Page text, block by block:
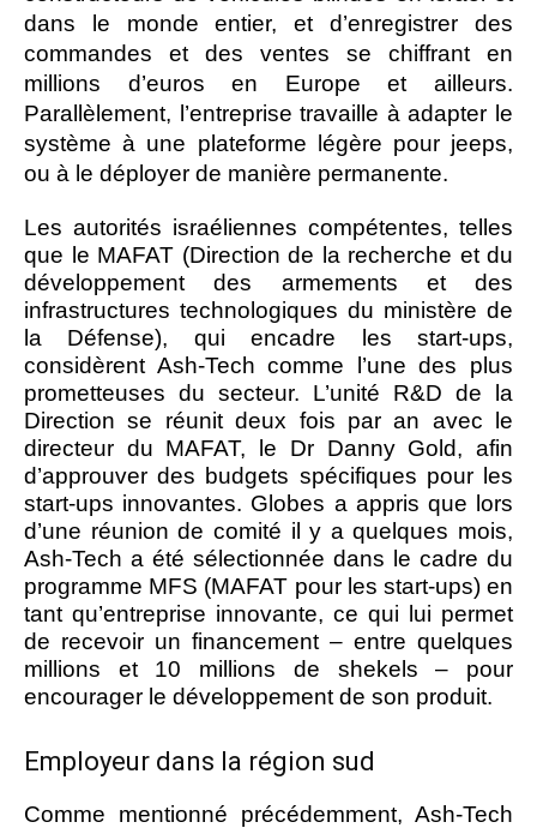
dans le monde entier, et d’enregistrer des
commandes et des ventes se chiffrant en
millions d’euros en Europe et ailleurs.
Parallèlement, l’entreprise travaille à adapter le
système à une plateforme légère pour jeeps,
ou à le déployer de manière permanente.
Les autorités israéliennes compétentes, telles
que le MAFAT (Direction de la recherche et du
développement des armements et des
infrastructures technologiques du ministère de
la Défense), qui encadre les start-ups,
considèrent Ash-Tech comme l’une des plus
prometteuses du secteur. L’unité R&D de la
Direction se réunit deux fois par an avec le
directeur du MAFAT, le Dr Danny Gold, afin
d’approuver des budgets spécifiques pour les
start-ups innovantes. Globes a appris que lors
d’une réunion de comité il y a quelques mois,
Ash-Tech a été sélectionnée dans le cadre du
programme MFS (MAFAT pour les start-ups) en
tant qu’entreprise innovante, ce qui lui permet
de recevoir un financement – ​​entre quelques
millions et 10 millions de shekels – pour
encourager le développement de son produit.
Employeur dans la région sud
Comme mentionné précédemment, Ash-Tech